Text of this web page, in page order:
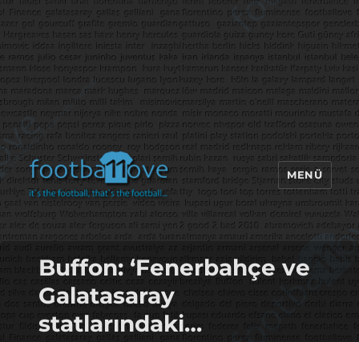
footbaLLove
MENÜ
Buffon: ‘Fenerbahçe ve
Galatasaray
statlarındaki…